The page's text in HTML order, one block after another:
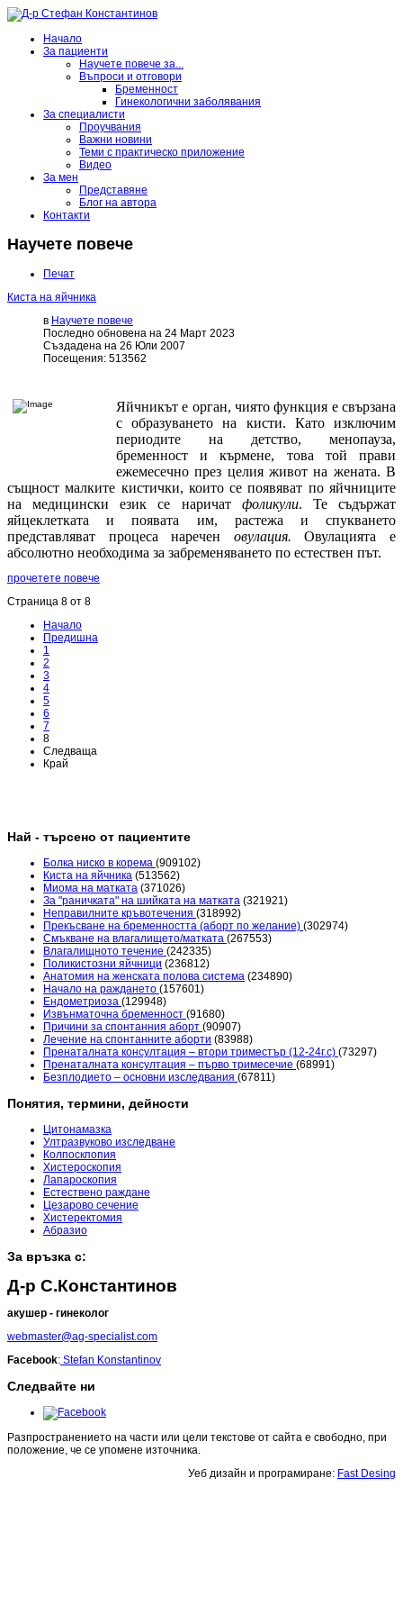
Начало
За пациенти
Научете повече за...
Въпроси и отговори
Бременност
Гинекологични заболявания
За специалисти
Проучвания
Важни новини
Теми с практическо приложение
Видео
За мен
Представяне
Блог на автора
Контакти
Научете повече
Печат
Киста на яйчника
в Научете повече
Последно обновена на 24 Март 2023
Създадена на 26 Юли 2007
Посещения: 513562
Яйчникът е орган, чиято функция е свързана
с образуването на кисти. Като изключим
периодите на детство, менопауза,
бременност и кърмене, това той прави
ежемесечно през целия живот на жената. В
същност малките кистички, които се появяват по яйчниците
на медицински език се наричат фоликули. Те съдържат
яйцеклетката и появата им, растежа и спукването
представляват процеса наречен овулация. Овулацията е
абсолютно необходима за забременяването по естествен път.
прочетете повече
Страница 8 от 8
Начало
Предишна
1
2
3
4
5
6
7
8
Следваща
Край
Най - търсено от пациентите
Болка ниско в корема (909102)
Киста на яйчника (513562)
Миома на матката (371026)
За "раничката" на шийката на матката (321921)
Неправилните кръвотечения (318992)
Прекъсване на бременността (аборт по желание) (302974)
Смъкване на влагалището/матката (267553)
Влагалищното течение (242335)
Поликистозни яйчници (236812)
Анатомия на женската полова система (234890)
Начало на раждането (157601)
Ендометриоза (129948)
Извънматочна бременност (91680)
Причини за спонтанния аборт (90907)
Лечение на спонтанните аборти (83988)
Пренаталната консултация – втори триместър (12-24г.с) (73297)
Пренаталната консултация – първо тримесечие (68991)
Безплодието – основни изследвания (67811)
Понятия, термини, дейности
Цитонамазка
Ултразвуково изследване
Колпоскпопия
Хистероскопия
Лапароскопия
Естествено раждане
Цезарово сечение
Хистеректомия
Абразио
За връзка с:
Д-р С.Константинов
акушер - гинеколог
webmaster@ag-specialist.com
Facebook: Stefan Konstantinov
Следвайте ни
Разпространението на части или цели текстове от сайта е свободно, при
положение, че се упомене източника.
Уеб дизайн и програмиране: Fast Desing